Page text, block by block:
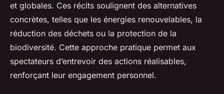
et globales. Ces récits soulignent des alternatives
concrètes, telles que les énergies renouvelables, la
réduction des déchets ou la protection de la
biodiversité. Cette approche pratique permet aux
spectateurs d’entrevoir des actions réalisables,
renforçant leur engagement personnel.